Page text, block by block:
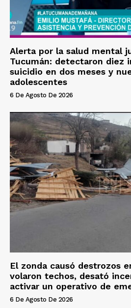
Alerta por la salud mental
Tucumán: detectaron diez
suicidio en dos meses y
adolescentes
6 De Agosto De 2026
El zonda causó destrozos
volaron techos, desató
activar un operativo de
6 De Agosto De 2026